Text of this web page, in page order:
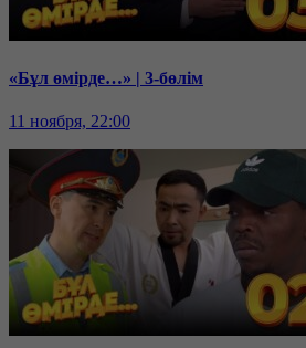
«Бұл өмірде…» | 3-бөлім
11 ноября, 22:00